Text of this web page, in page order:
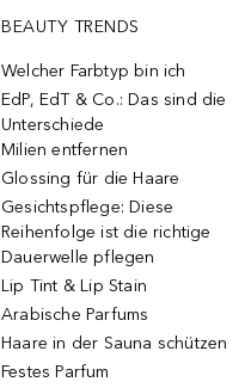
BEAUTY TRENDS
Welcher Farbtyp bin ich
EdP, EdT & Co.: Das sind die
Unterschiede
Milien entfernen
Glossing für die Haare
Gesichtspflege: Diese
Reihenfolge ist die richtige
Dauerwelle pflegen
Lip Tint & Lip Stain
Arabische Parfums
Haare in der Sauna schützen
Festes Parfum